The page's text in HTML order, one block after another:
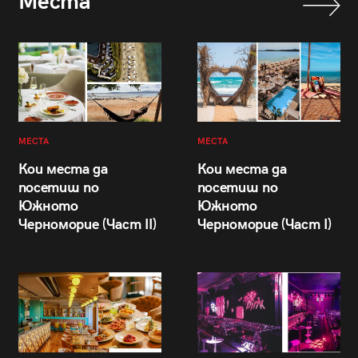
МЕСТА
Кои места да
посетиш по
Южното
Черноморие (Част II)
МЕСТА
Кои места да
посетиш по
Южното
Черноморие (Част I)